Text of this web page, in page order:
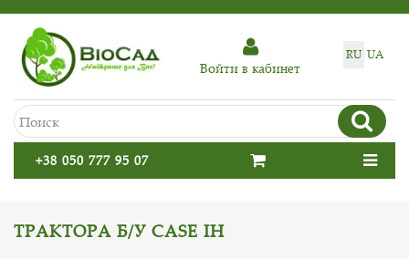
RU UA
Войти в кабинет
+38 050 777 95 07
ТРАКТОРА Б/У CASE IH